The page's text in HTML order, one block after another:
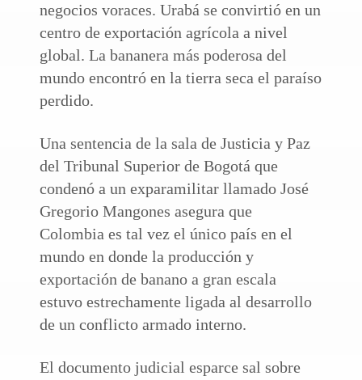
negocios voraces. Urabá se convirtió en un
centro de exportación agrícola a nivel
global. La bananera más poderosa del
mundo encontró en la tierra seca el paraíso
perdido.
Una sentencia de la sala de Justicia y Paz
del Tribunal Superior de Bogotá que
condenó a un exparamilitar llamado José
Gregorio Mangones asegura que
Colombia es tal vez el único país en el
mundo en donde la producción y
exportación de banano a gran escala
estuvo estrechamente ligada al desarrollo
de un conflicto armado interno.
El documento judicial esparce sal sobre